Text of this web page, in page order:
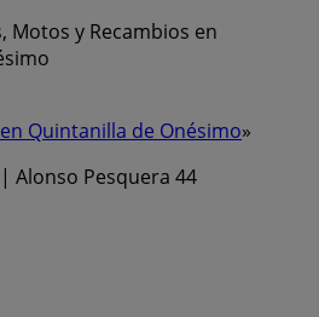
Motos y Recambios en
Quintanilla de Onésimo»
Alonso Pesquera 44